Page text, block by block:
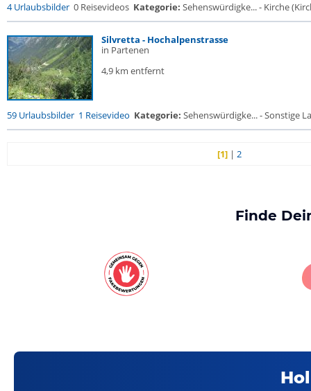
4 Urlaubsbilder 0 Reisevideos Kategorie: Sehenswürdigke... - Kirche
Silvretta - Hochalpenstrasse
in Partenen
4,9 km entfernt
59 Urlaubsbilder 1 Reisevideo Kategorie: Sehenswürdigke... - Sonstige
[1] |2
Finde